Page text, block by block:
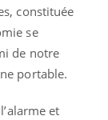
constituée
se
de notre
portable.
et